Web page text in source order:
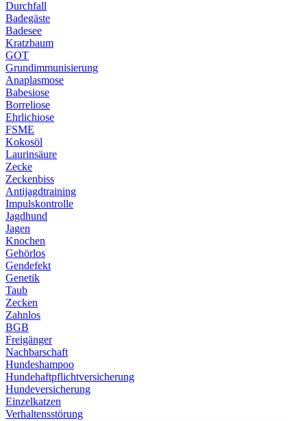
Durchfall
Badegäste
Badesee
Kratzbaum
GOT
Grundimmunisierung
Anaplasmose
Babesiose
Borreliose
Ehrlichiose
FSME
Kokosöl
Laurinsäure
Zecke
Zeckenbiss
Antijagdtraining
Impulskontrolle
Jagdhund
Jagen
Knochen
Gehörlos
Gendefekt
Genetik
Taub
Zecken
Zahnlos
BGB
Freigänger
Nachbarschaft
Hundeshampoo
Hundehaftpflichtversicherung
Hundeversicherung
Einzelkatzen
Verhaltensstörung